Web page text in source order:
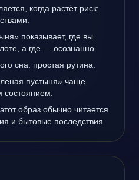
когда растёт риск:
показывает, где вы
а где — осознанно.
сна: простая рутина.
пустыня» чаще
состоянием.
образ обычно читается
и бытовые последствия.